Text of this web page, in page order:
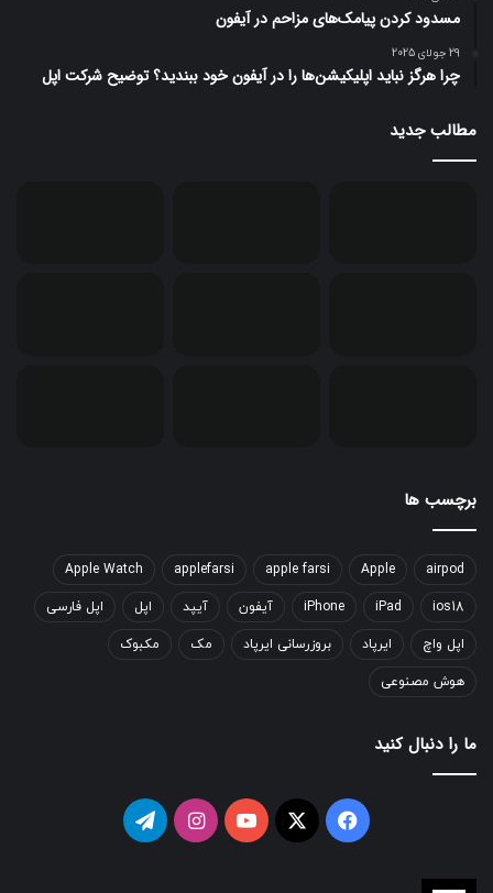
مسدود کردن پیامک‌های مزاحم در آیفون
29 جولای 2025
چرا هرگز نباید اپلیکیشن‌ها را در آیفون خود ببندید؟ توضیح شرکت اپل
مطالب جدید
برچسب ها
airpod
Apple
apple farsi
applefarsi
Apple Watch
ios18
iPad
iPhone آیفون آیپد اپل اپل فارسی
اپل واچ ایرپاد بروزرسانی ایرپاد مک مکبوک
هوش مصنوعی
ما را دنبال کنید
فیسبوکایکس یوتیوباینستاگرامتلگرام